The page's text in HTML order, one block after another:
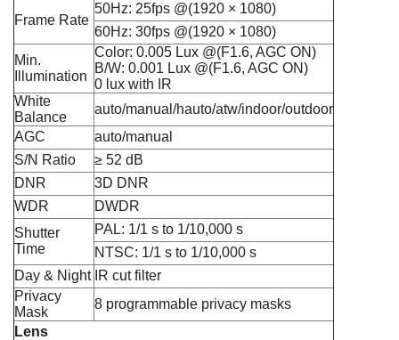
Frame Rate
50Hz: 25fps @(1920 × 1080)
60Hz: 30fps @(1920 × 1080)
Min.
Illumination
Color: 0.005 Lux @(F1.6, AGC ON)
B/W: 0.001 Lux @(F1.6, AGC ON)
0 lux with IR
White
Balance
auto/manual/hauto/atw/indoor/outdoor
AGC
auto/manual
S/N Ratio
≥ 52 dB
DNR
3D DNR
WDR
DWDR
Shutter
Time
PAL: 1/1 s to 1/10,000 s
NTSC: 1/1 s to 1/10,000 s
Day & Night IR cut filter
Privacy
Mask
8 programmable privacy masks
Lens